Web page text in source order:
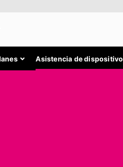
Asistencia de dispositivo